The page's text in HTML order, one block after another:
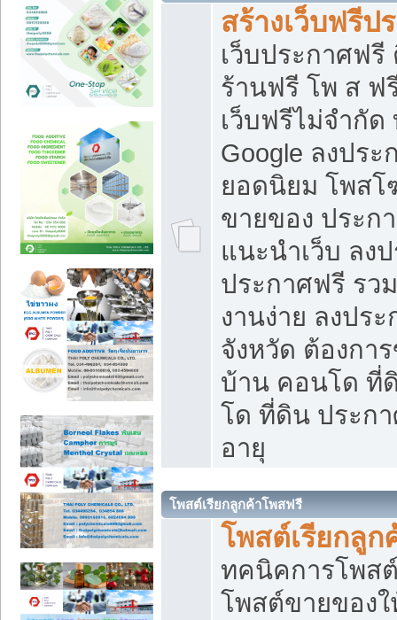
สร้างเว็บฟรีป
เว็บประกาศฟ
ร้านฟรี โพ ส ฟ
เว็บฟรีไม่จำกัด
Google ลงประ
ยอดนิยม โพส
ขายของ ประก
แนะนำเว็บ ลง
ประกาศฟรี รว
งานง่าย ลงปร
จังหวัด ต้องกา
บ้าน คอนโด ที่
โด ที่ดิน ประก
อายุ
โพสต์เรียกลูกค้าโพสฟรี
โพสต์เรียกลูก
ทคนิคการโพส
โพสต์ขายของ